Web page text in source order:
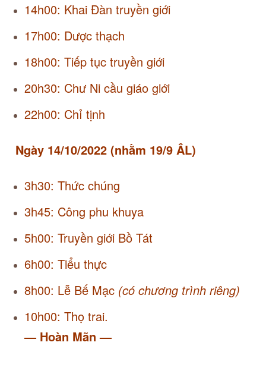
14h00: Khai Đàn truyền giới
17h00: Dược thạch
18h00: Tiếp tục truyền giới
20h30: Chư Ni cầu giáo giới
22h00: Chỉ tịnh
Ngày 14/10/2022 (nhằm 19/9 ÂL)
3h30: Thức chúng
3h45: Công phu khuya
5h00: Truyền giới Bồ Tát
6h00: Tiểu thực
8h00: Lễ Bế Mạc (có chương trình riêng)
10h00: Thọ trai.
— Hoàn Mãn —